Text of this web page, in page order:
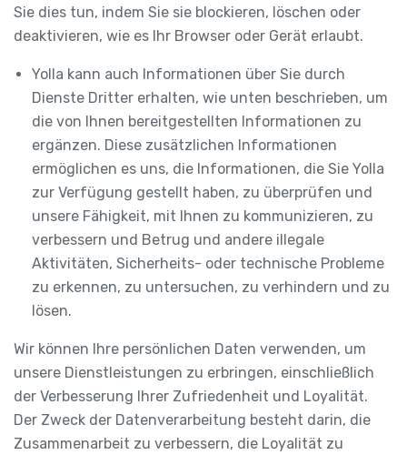
Sie dies tun, indem Sie sie blockieren, löschen oder
deaktivieren, wie es Ihr Browser oder Gerät erlaubt.
Yolla kann auch Informationen über Sie durch
Dienste Dritter erhalten, wie unten beschrieben, um
die von Ihnen bereitgestellten Informationen zu
ergänzen. Diese zusätzlichen Informationen
ermöglichen es uns, die Informationen, die Sie Yolla
zur Verfügung gestellt haben, zu überprüfen und
unsere Fähigkeit, mit Ihnen zu kommunizieren, zu
verbessern und Betrug und andere illegale
Aktivitäten, Sicherheits- oder technische Probleme
zu erkennen, zu untersuchen, zu verhindern und zu
lösen.
Wir können Ihre persönlichen Daten verwenden, um
unsere Dienstleistungen zu erbringen, einschließlich
der Verbesserung Ihrer Zufriedenheit und Loyalität.
Der Zweck der Datenverarbeitung besteht darin, die
Zusammenarbeit zu verbessern, die Loyalität zu